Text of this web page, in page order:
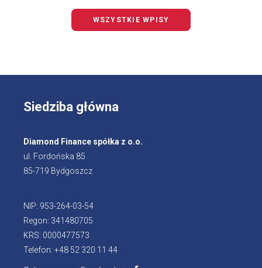
WSZYSTKIE WPISY
Siedziba główna
Diamond Finance spółka z o.o.
ul. Fordońska 85
85-719 Bydgoszcz
NIP: 953-264-03-54
Regon: 341480705
KRS: 0000477573
Telefon: +48 52 320 11 44